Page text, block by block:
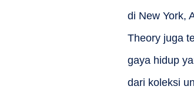
di New York,
Theory juga
gaya hidup
dari koleksi